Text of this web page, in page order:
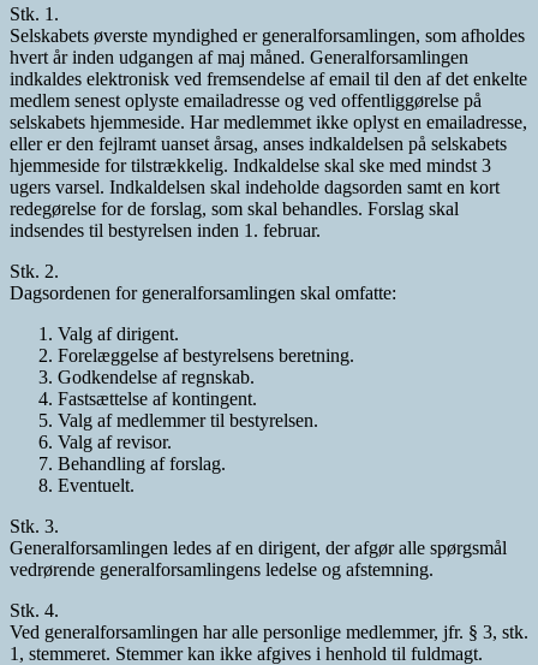
Stk. 1.
Selskabets øverste myndighed er generalforsamlingen, som afholdes
hvert år inden udgangen af maj måned. Generalforsamlingen
indkaldes elektronisk ved fremsendelse af email til den af det enkelte
medlem senest oplyste emailadresse og ved offentliggørelse på
selskabets hjemmeside. Har medlemmet ikke oplyst en emailadresse,
eller er den fejlramt uanset årsag, anses indkaldelsen på selskabets
hjemmeside for tilstrækkelig. Indkaldelse skal ske med mindst 3
ugers varsel. Indkaldelsen skal indeholde dagsorden samt en kort
redegørelse for de forslag, som skal behandles. Forslag skal
indsendes til bestyrelsen inden 1. februar.
Stk. 2.
Dagsordenen for generalforsamlingen skal omfatte:
Valg af dirigent.
Forelæggelse af bestyrelsens beretning.
Godkendelse af regnskab.
Fastsættelse af kontingent.
Valg af medlemmer til bestyrelsen.
Valg af revisor.
Behandling af forslag.
Eventuelt.
Stk. 3.
Generalforsamlingen ledes af en dirigent, der afgør alle spørgsmål
vedrørende generalforsamlingens ledelse og afstemning.
Stk. 4.
Ved generalforsamlingen har alle personlige medlemmer, jfr. § 3, stk.
1, stemmeret. Stemmer kan ikke afgives i henhold til fuldmagt.